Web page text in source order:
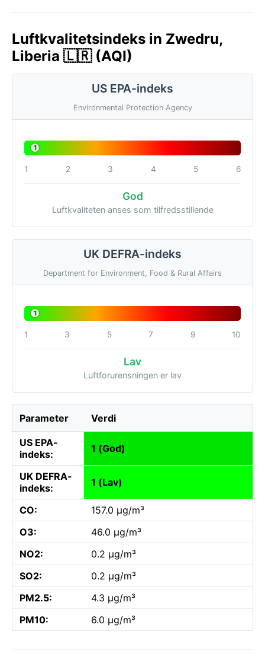
Luftkvalitetsindeks in Zwedru,
Liberia 🇱🇷 (AQI)
US EPA-indeks
Environmental Protection Agency
1
1 2 3 4 5 6
God
Luftkvaliteten anses som tilfredsstillende
UK DEFRA-indeks
Department for Environment, Food & Rural Affairs
1
1 3 5 7 9 10
Lav
Luftforurensningen er lav
Parameter Verdi
US EPA-
indeks:
1 (God)
UK DEFRA-
indeks:
1 (Lav)
CO:
157.0 µg/m³
O3:
46.0 µg/m³
NO2:
0.2 µg/m³
SO2:
0.2 µg/m³
PM2.5:
4.3 µg/m³
PM10:
6.0 µg/m³